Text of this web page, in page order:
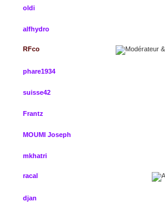
oldi
alfhydro
RFco
phare1934
suisse42
Frantz
MOUMI Joseph
mkhatri
racal
djan